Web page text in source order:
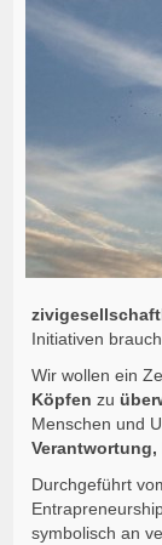
Initiativen
Wir wollen ein
Köpfenzu
Menschen und
Verantwortung,
Durchgeführt
symbolisch an